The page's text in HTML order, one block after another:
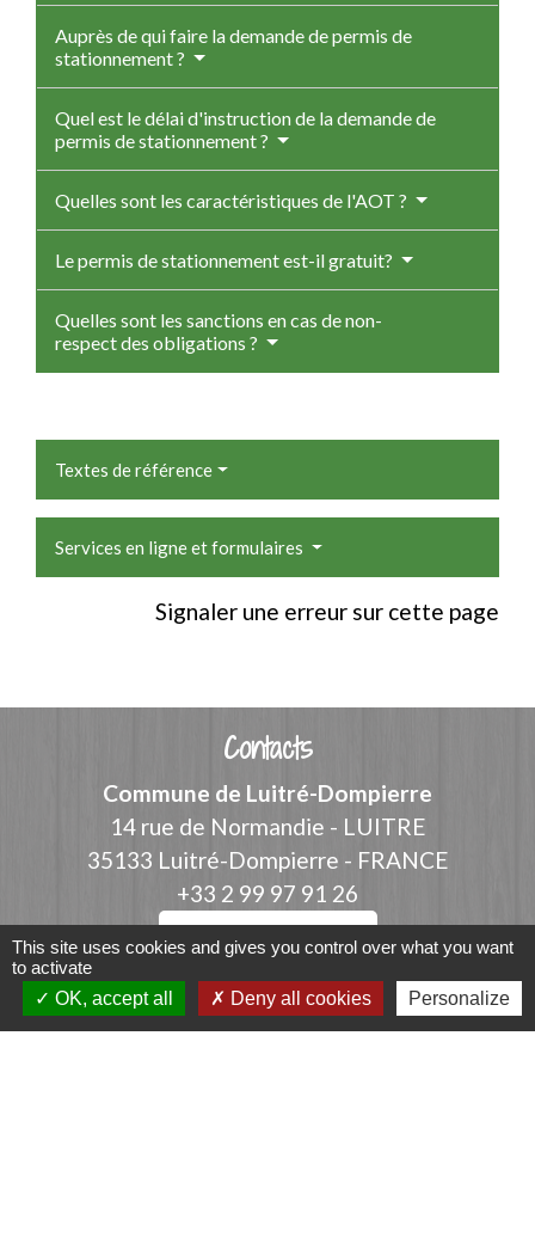
Auprès de qui faire la demande de permis de
stationnement ?
Quel est le délai d'instruction de la demande de
permis de stationnement ?
Quelles sont les caractéristiques de l'AOT ?
Le permis de stationnement est-il gratuit?
Quelles sont les sanctions en cas de non-
respect des obligations ?
Textes de référence
Services en ligne et formulaires
Signaler une erreur sur cette page
Contacts
Commune de Luitré-Dompierre
14 rue de Normandie - LUITRE
35133 Luitré-Dompierre - FRANCE
+33 2 99 97 91 26
Contact par formulaire
This site uses cookies and gives you control over what you want
to activate
OK, accept all
Deny all cookies Personalize